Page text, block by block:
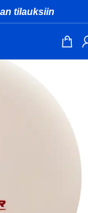
tilauksiin